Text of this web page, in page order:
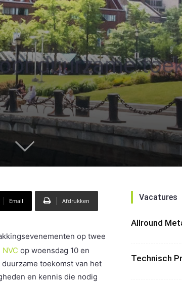
duurzame
Email Afdrukken
op twee
NVC op woensdag 10 en
toekomst van het
en kennis die nodig
Vacatures
Allround
Technisch